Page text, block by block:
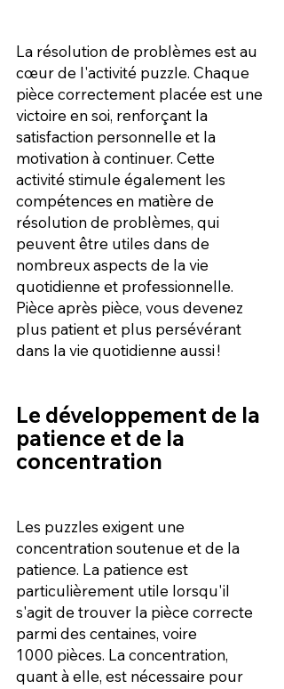
La résolution de problèmes est au
cœur de l'activité puzzle. Chaque
pièce correctement placée est une
victoire en soi, renforçant la
satisfaction personnelle et la
motivation à continuer. Cette
activité stimule également les
compétences en matière de
résolution de problèmes, qui
peuvent être utiles dans de
nombreux aspects de la vie
quotidienne et professionnelle.
Pièce après pièce, vous devenez
plus patient et plus persévérant
dans la vie quotidienne aussi !
Le développement de la
patience et de la
concentration
Les puzzles exigent une
concentration soutenue et de la
patience. La patience est
particulièrement utile lorsqu'il
s'agit de trouver la pièce correcte
parmi des centaines, voire
1000 pièces. La concentration,
quant à elle, est nécessaire pour